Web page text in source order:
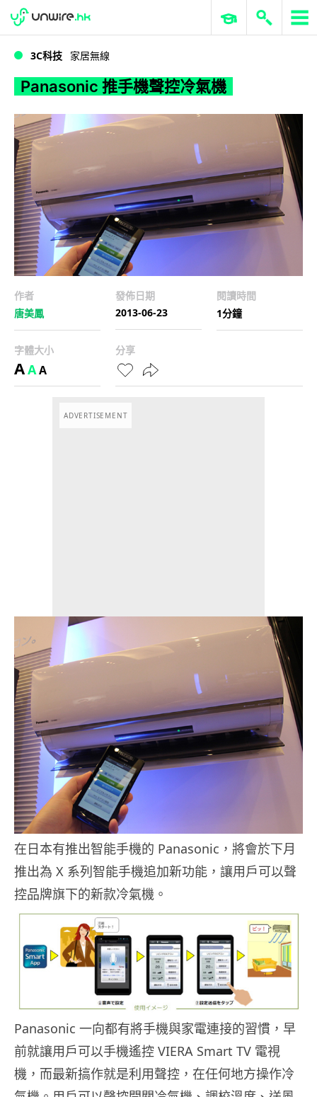
Panasonic 推手機聲控冷氣機
WWDC 2026 ERP 與商業 AI
3C科技 家居無線
Panasonic 推手機聲控冷氣機
作者
唐美鳳
發佈日期
2013-06-23
閱讀時間
1分鐘
字體大小
AAA
分享
ADVERTISEMENT
在日本有推出智能手機的 Panasonic，將會於下月
推出為 X 系列智能手機追加新功能，讓用戶可以聲
控品牌旗下的新款冷氣機。
Panasonic 一向都有將手機與家電連接的習慣，早
前就讓用戶可以手機遙控 VIERA Smart TV 電視
機，而最新搞作就是利用聲控，在任何地方操作冷